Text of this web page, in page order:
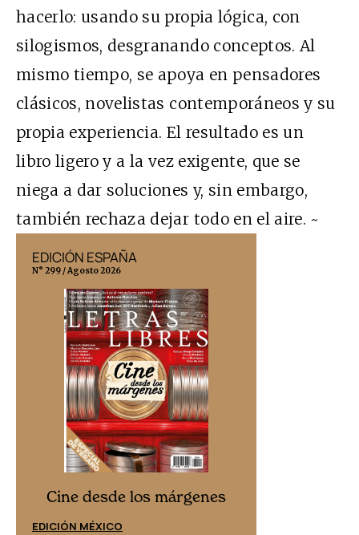
hacerlo: usando su propia lógica, con
silogismos, desgranando conceptos. Al
mismo tiempo, se apoya en pensadores
clásicos, novelistas contemporáneos y su
propia experiencia. El resultado es un
libro ligero y a la vez exigente, que se
niega a dar soluciones y, sin embargo,
también rechaza dejar todo en el aire. ~
EDICIÓN ESPAÑA
N° 299 / Agosto 2026
Cine desde los márgenes
EDICIÓN MÉXICO